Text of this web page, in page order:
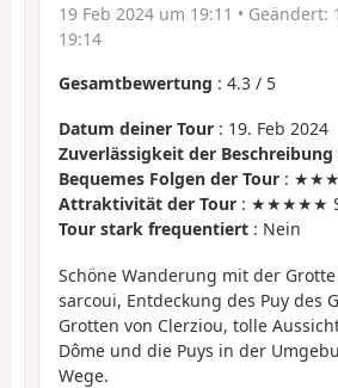
19 Feb 2024 um 19:11 • Geändert:
19:14
Gesamtbewertung : 4.3 / 5
Datum deiner Tour : 19. Feb 2024
Zuverlässigkeit der Beschreibung
Bequemes Folgen der Tour :
Attraktivität der Tour : ★★★★★
Tour stark frequentiert : Nein
Schöne Wanderung mit der
sarcoui, Entdeckung des Puy des
Grotten von Clerziou, tolle
Dôme und die Puys in der
Wege.